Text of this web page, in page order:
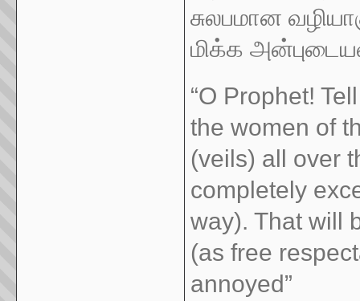
சுலபமான
மிக்க
“O Prophet!
the women of
(veils) all over
completely
way). That will
(as free
annoyed”